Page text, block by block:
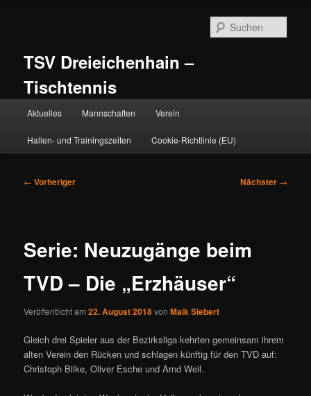
TSV Dreieichenhain –
Tischtennis
Aktuelles Mannschaften Verein
Hallen- und Trainingszeiten Cookie-Richtlinie (EU)
Beitragsnavigation
← Vorheriger Nächster →
Serie: Neuzugänge beim
TVD – Die „Erzhäuser“
Veröffentlicht am22. August 2018vonMaik Siebert
Gleich drei Spieler aus der Bezirksliga kehrten gemeinsam ihrem
alten Verein den Rücken und schlagen künftig für den TVD auf:
Christoph Bilke, Oliver Esche und Arnd Weil.